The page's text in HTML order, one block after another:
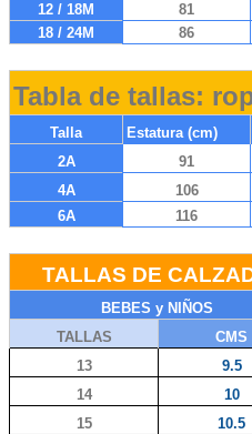
12 / 18M
81
18 / 24M
86
Tabla de tallas:
Talla Estatura (cm)
2A
91
4A
106
6A
116
TALLAS DE
BEBES y NIÑOS
TALLAS
CMS
13
9.5
14
10
15
10.5